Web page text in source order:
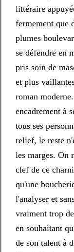
littéraire
fermement que
plumes
se défendre en
pris soin de
et plus
roman
encadrement à
tous ses
relief, le reste
les marges. On
clef de ce
qu'une
l'analyser et
vraiment trop
en souhaitant
de son talent à